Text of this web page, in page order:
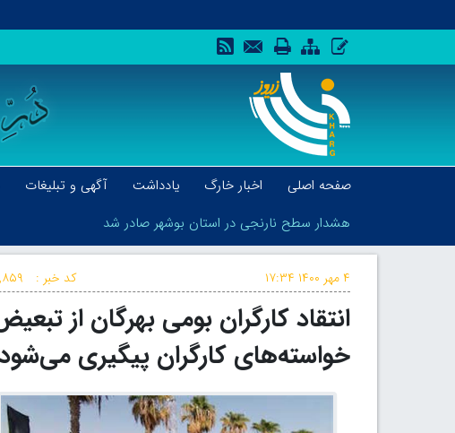
صفحه اصلی اخبار خارگ یادداشت آگهی و تبلیغات
هشدار سطح نارنجی در استان بوشهر صادر شد
هشدار سطح نارنجی در استان بوشهر صادر شد
کد خبر : ۴ مهر ۱۴۰۰ ۱۷:۳۴
انتقاد کارگران بومی بهرگان از
خواسته‌های کارگران پیگیری